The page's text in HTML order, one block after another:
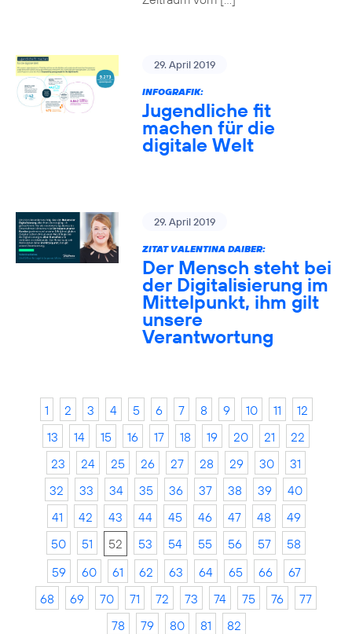
29. April 2019
INFOGRAFIK:
Jugendliche fit
machen für die
digitale Welt
29. April 2019
ZITAT VALENTINA DAIBER:
Der Mensch steht bei
der Digitalisierung im
Mittelpunkt, ihm gilt
unsere
Verantwortung
1 2 3 4 5 6 7 8 9 10 11
12
13
14 15 16 17 18 19 20 21
22
23
24 25 26 27 28 29 30
31
32
33 34 35 36 37 38 39
40
41
42 43 44 45 46 47 48
49
50
51 52 53 54 55 56 57
58
59
60 61 62 63 64 65 66
67
68
69 70 71 72 73 74 75 76
77
78
79 80 81 82